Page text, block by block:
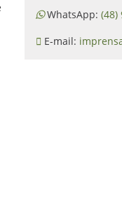
WhatsApp: (48)
E-mail: